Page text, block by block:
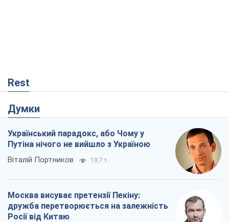
Rest
Думки
Український парадокс, або Чому у
Путіна нічого не вийшло з Україною
Віталій Портников 19,7 т.
Москва висуває претензії Пекіну:
дружба перетворюється на залежність
Росії від Китаю